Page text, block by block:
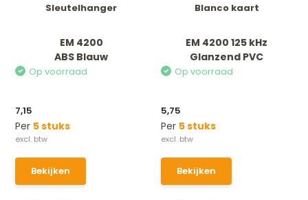
Sleutelhanger
EM 4200
ABS Blauw
Op voorraad
7,15
Per 5 stuks
Bekijken
Blanco kaart
EM 4200 125 kHz
Glanzend PVC
Op voorraad
5,75
Per 5 stuks
Bekijken